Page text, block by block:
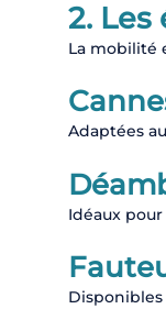
2.
La mobilité
Adaptées
Idéaux